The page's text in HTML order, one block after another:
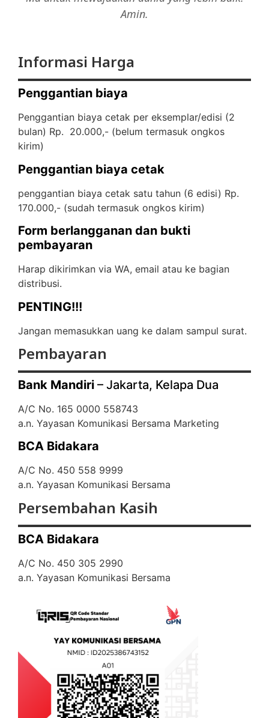
Amin.
Informasi Harga
Penggantian biaya
Penggantian biaya cetak per eksemplar/edisi (2
bulan) Rp. 20.000,- (belum termasuk ongkos
kirim)
Penggantian biaya cetak
penggantian biaya cetak satu tahun (6 edisi) Rp.
170.000,- (sudah termasuk ongkos kirim)
Form berlangganan dan bukti
pembayaran
Harap dikirimkan via WA, email atau ke bagian
distribusi.
PENTING!!!
Jangan memasukkan uang ke dalam sampul surat.
Pembayaran
Bank Mandiri – Jakarta, Kelapa Dua
A/C No. 165 0000 558743
a.n. Yayasan Komunikasi Bersama Marketing
BCA Bidakara
A/C No. 450 558 9999
a.n. Yayasan Komunikasi Bersama
Persembahan Kasih
BCA Bidakara
A/C No. 450 305 2990
a.n. Yayasan Komunikasi Bersama